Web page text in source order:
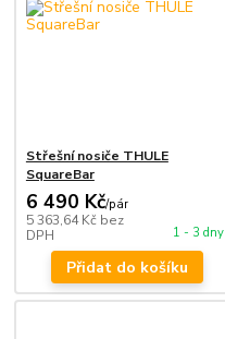
Střešní nosiče THULE
SquareBar
6 490 Kč/pár
5 363,64 Kč bez
DPH
1 - 3 dny
Přidat do košíku